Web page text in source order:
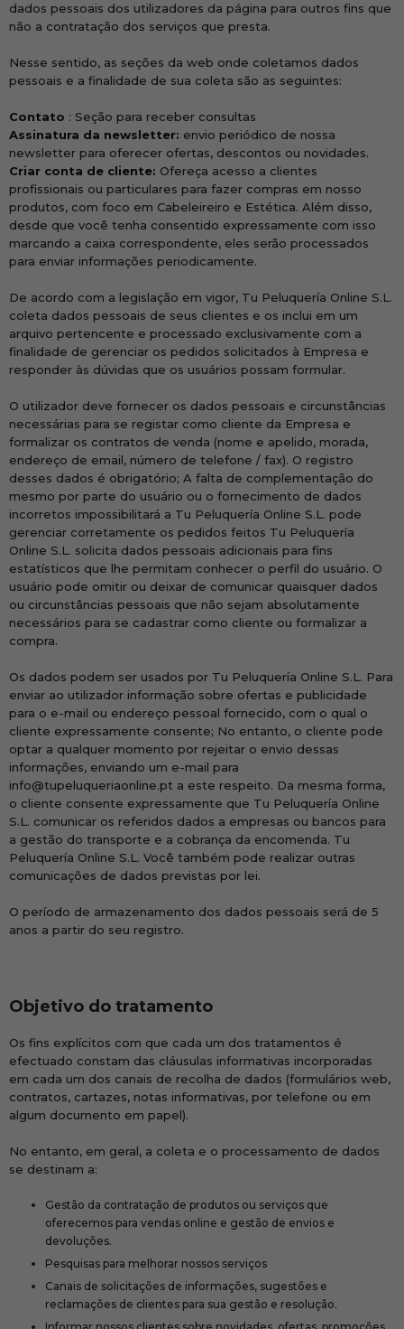
dados pessoais dos utilizadores da página para outros fins que
não a contratação dos serviços que presta.
Nesse sentido, as seções da web onde coletamos dados
pessoais e a finalidade de sua coleta são as seguintes:
Contato : Seção para receber consultas
Assinatura da newsletter: envio periódico de nossa
newsletter para oferecer ofertas, descontos ou novidades.
Criar conta de cliente: Ofereça acesso a clientes
profissionais ou particulares para fazer compras em nosso
produtos, com foco em Cabeleireiro e Estética. Além disso,
desde que você tenha consentido expressamente com isso
marcando a caixa correspondente, eles serão processados ​​
para enviar informações periodicamente.
De acordo com a legislação em vigor, Tu Peluquería Online S.L.
coleta dados pessoais de seus clientes e os inclui em um
arquivo pertencente e processado exclusivamente com a
finalidade de gerenciar os pedidos solicitados à Empresa e
responder às dúvidas que os usuários possam formular.
O utilizador deve fornecer os dados pessoais e circunstâncias
necessárias para se registar como cliente da Empresa e
formalizar os contratos de venda (nome e apelido, morada,
endereço de email, número de telefone / fax). O registro
desses dados é obrigatório; A falta de complementação do
mesmo por parte do usuário ou o fornecimento de dados
incorretos impossibilitará a Tu Peluquería Online S.L. pode
gerenciar corretamente os pedidos feitos Tu Peluquería
Online S.L. solicita dados pessoais adicionais para fins
estatísticos que lhe permitam conhecer o perfil do usuário. O
usuário pode omitir ou deixar de comunicar quaisquer dados
ou circunstâncias pessoais que não sejam absolutamente
necessários para se cadastrar como cliente ou formalizar a
compra.
Os dados podem ser usados ​​por Tu Peluquería Online S.L. Para
enviar ao utilizador informação sobre ofertas e publicidade
para o e-mail ou endereço pessoal fornecido, com o qual o
cliente expressamente consente; No entanto, o cliente pode
optar a qualquer momento por rejeitar o envio dessas
informações, enviando um e-mail para
info@tupeluqueriaonline.pt a este respeito. Da mesma forma,
o cliente consente expressamente que Tu Peluquería Online
S.L. comunicar os referidos dados a empresas ou bancos para
a gestão do transporte e a cobrança da encomenda. Tu
Peluquería Online S.L. Você também pode realizar outras
comunicações de dados previstas por lei.
O período de armazenamento dos dados pessoais será de 5
anos a partir do seu registro.
Objetivo do tratamento
Os fins explícitos com que cada um dos tratamentos é
efectuado constam das cláusulas informativas incorporadas
em cada um dos canais de recolha de dados (formulários web,
contratos, cartazes, notas informativas, por telefone ou em
algum documento em papel).
No entanto, em geral, a coleta e o processamento de dados
se destinam a:
Gestão da contratação de produtos ou serviços que
oferecemos para vendas online e gestão de envios e
devoluções.
Pesquisas para melhorar nossos serviços
Canais de solicitações de informações, sugestões e
reclamações de clientes para sua gestão e resolução.